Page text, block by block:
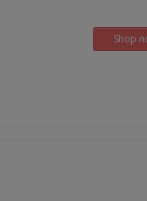
Shop